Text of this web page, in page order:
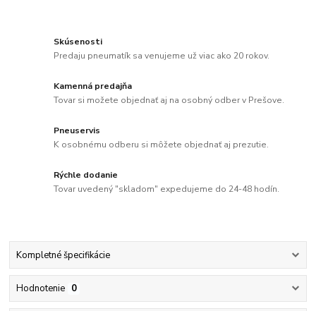
Skúsenosti
Predaju pneumatík sa venujeme už viac ako 20 rokov.
Kamenná predajňa
Tovar si možete objednať aj na osobný odber v Prešove.
Pneuservis
K osobnému odberu si môžete objednať aj prezutie.
Rýchle dodanie
Tovar uvedený "skladom" expedujeme do 24-48 hodín.
Kompletné špecifikácie
Hodnotenie 0